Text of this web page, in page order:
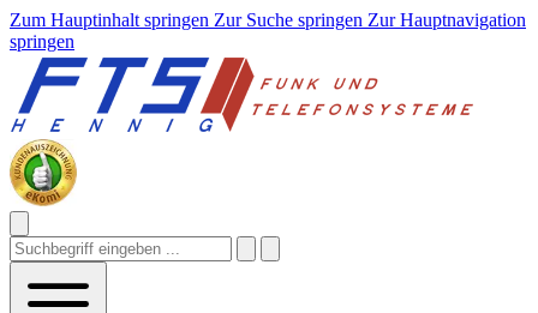
Zum Hauptinhalt springen Zur Suche springen Zur Hauptnavigation
springen